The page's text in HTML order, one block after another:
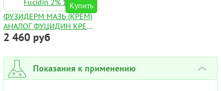
Купить
ФУЗИДЕРМ МАЗЬ (КРЕМ)
АНАЛОГ ФУЦИДИН КРЕМ
ИМПОРТ :: FUCIDIN 2%
2 460 руб
Показания к применению ›